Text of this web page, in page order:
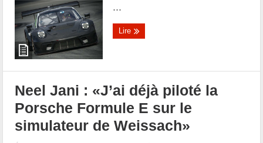
...
Lire
Neel Jani : «J’ai déjà piloté la
Porsche Formule E sur le
simulateur de Weissach»